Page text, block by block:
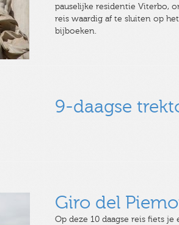
pauselijke residentie Viterbo,
reis waardig af te sluiten op
bijboeken.
9-daagse
Giro del
Op deze 10 daagse reis fiets